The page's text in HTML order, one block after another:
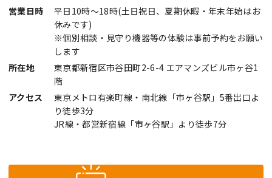
営業日時
平日10時～18時(土日祝日、夏期休暇・年末年始はお
休みです)
※個別相談・見守り機器等の体験は事前予約をお願い
します
所在地
東京都新宿区市谷田町2-6-4 エアマンズビル市ヶ谷1
階
アクセス
東京メトロ有楽町線・南北線「市ヶ谷駅」5番出口よ
り徒歩3分
JR線・都営新宿線「市ヶ谷駅」より徒歩7分